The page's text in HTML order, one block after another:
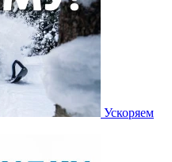
Ускоряем